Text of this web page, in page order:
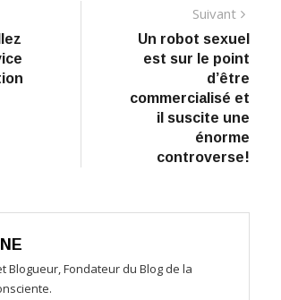
Suivant
​Un robot sexuel
est sur le point
d’être
commercialisé et
il suscite une
énorme
controverse!
Blogueur, Fondateur du Blog de la